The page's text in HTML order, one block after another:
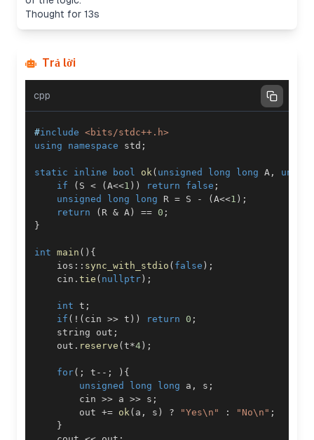
Thought for 13s
Trả lời
cpp
#include <bits/stdc++.h>
using
namespace std ;
static inline bool ok ( unsigned long long A ,
if
( S < ( A<<1 ) ) return false ;
unsigned
long long R = S - ( A<<1 ) ;
return
( R & A ) == 0 ;
}
int main ( ) {
    ios
:: sync_with_stdio ( false ) ;
    cin
. tie ( nullptr ) ;
int t ;
if ( ! ( cin >> t ) ) return 0 ;
    string out
;
    out
. reserve ( t*4 ) ;
for( ; t -- ; ) {
unsigned
long long a , s ;
        cin
>> a >> s ;
        out
+= ok ( a , s ) ? "Yes\n" : "No\n" ;
}